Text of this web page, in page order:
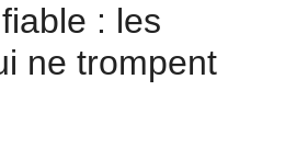
: les
ne trompent